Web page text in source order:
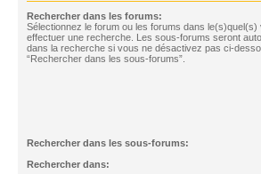
Rechercher dans les forums:
Sélectionnez le forum ou les forums dans le(s)quel(s)
effectuer une recherche. Les sous-forums seront
dans la recherche si vous ne désactivez pas ci-
“Rechercher dans les sous-forums”.
Rechercher dans les sous-forums:
Rechercher dans: